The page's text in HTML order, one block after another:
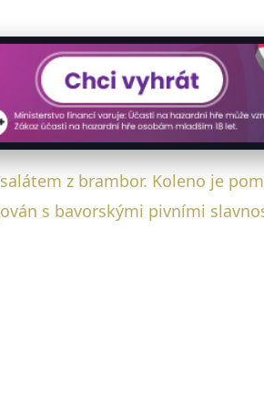
z brambor. Koleno je
s bavorskými pivními